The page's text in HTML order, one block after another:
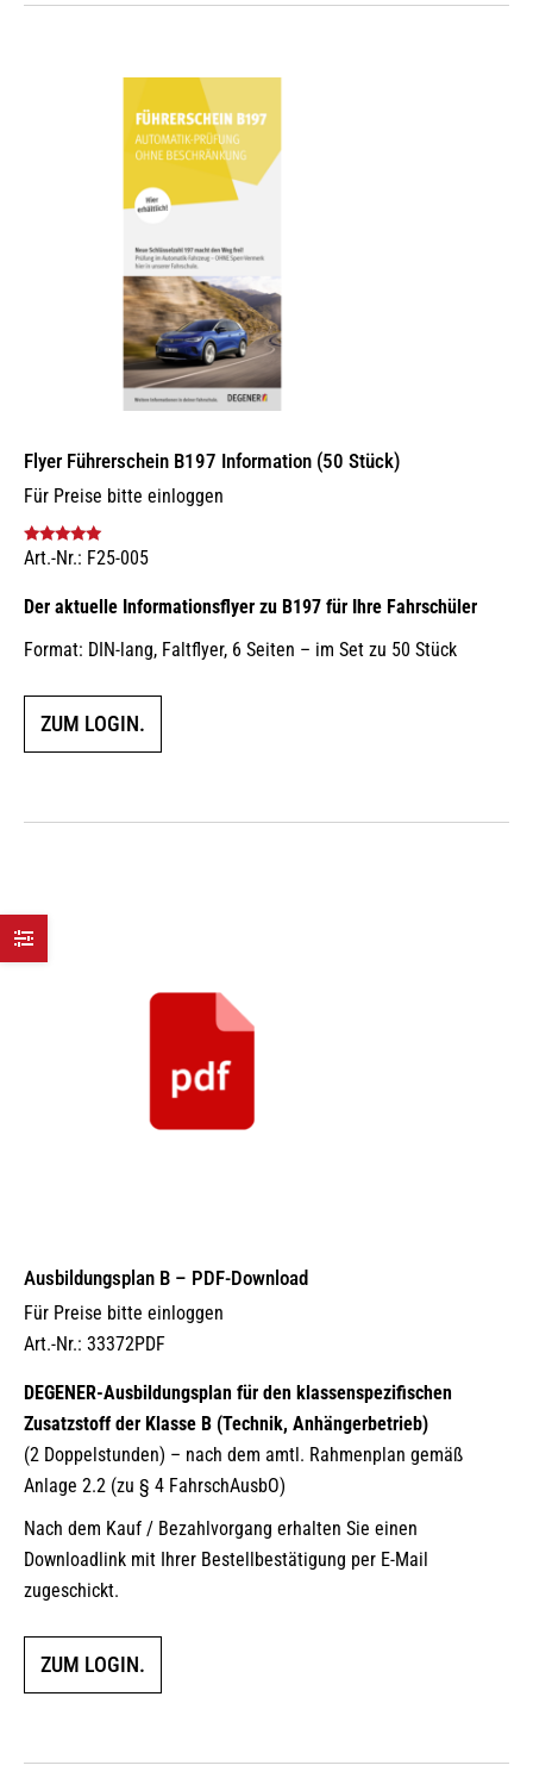
Flyer Führerschein B197 Information (50 Stück)
Für Preise bitte einloggen
Bewertet mit
Art.-Nr.: F25-005
Der aktuelle Informationsflyer zu B197 für Ihre Fahrschüler
Format: DIN-lang, Faltflyer, 6 Seiten – im Set zu 50 Stück
ZUM LOGIN.
Ausbildungsplan B – PDF-Download
Für Preise bitte einloggen
Art.-Nr.: 33372PDF
DEGENER-Ausbildungsplan für den klassenspezifischen
Zusatzstoff der Klasse B (Technik, Anhängerbetrieb)
(2 Doppelstunden) – nach dem amtl. Rahmenplan gemäß
Anlage 2.2 (zu § 4 FahrschAusbO)
Nach dem Kauf / Bezahlvorgang erhalten Sie einen
Downloadlink mit Ihrer Bestellbestätigung per E-Mail
zugeschickt.
ZUM LOGIN.